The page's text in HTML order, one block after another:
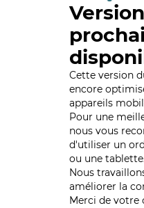
Cette version
encore
appareils
Pour une
nous vous
d'utiliser un
ou une
Nous
améliorer la
Merci de votre